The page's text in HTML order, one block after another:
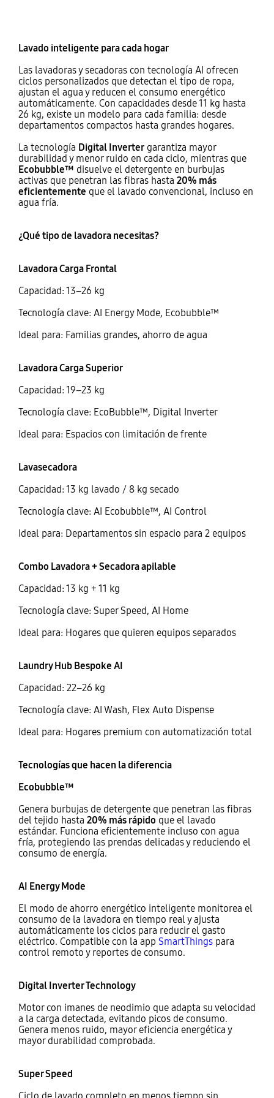
Lavado inteligente para cada hogar
Las lavadoras y secadoras con tecnología AI ofrecen
ciclos personalizados que detectan el tipo de ropa,
ajustan el agua y reducen el consumo energético
automáticamente. Con capacidades desde 11 kg hasta
26 kg, existe un modelo para cada familia: desde
departamentos compactos hasta grandes hogares.
La tecnología Digital Invertergarantiza mayor
durabilidad y menor ruido en cada ciclo, mientras que
Ecobubble™ disuelve el detergente en burbujas
activas que penetran las fibras hasta 20% más
eficientemente que el lavado convencional, incluso en
agua fría.
¿Qué tipo de lavadora necesitas?
Lavadora Carga Frontal
Capacidad: 13–26 kg
Tecnología clave: AI Energy Mode, Ecobubble™
Ideal para: Familias grandes, ahorro de agua
Lavadora Carga Superior
Capacidad: 19–23 kg
Tecnología clave: EcoBubble™, Digital Inverter
Ideal para: Espacios con limitación de frente
Lavasecadora
Capacidad: 13 kg lavado / 8 kg secado
Tecnología clave: AI Ecobubble™, AI Control
Ideal para: Departamentos sin espacio para 2 equipos
Combo Lavadora + Secadora apilable
Capacidad: 13 kg + 11 kg
Tecnología clave: Super Speed, AI Home
Ideal para: Hogares que quieren equipos separados
Laundry Hub Bespoke AI
Capacidad: 22–26 kg
Tecnología clave: AI Wash, Flex Auto Dispense
Ideal para: Hogares premium con automatización total
Tecnologías que hacen la diferencia
Ecobubble™
Genera burbujas de detergente que penetran las fibras
del tejido hasta 20% más rápido que el lavado
estándar. Funciona eficientemente incluso con agua
fría, protegiendo las prendas delicadas y reduciendo el
consumo de energía.
AI Energy Mode
El modo de ahorro energético inteligente monitorea el
consumo de la lavadora en tiempo real y ajusta
automáticamente los ciclos para reducir el gasto
eléctrico. Compatible con la app SmartThingspara
control remoto y reportes de consumo.
Digital Inverter Technology
Motor con imanes de neodimio que adapta su velocidad
a la carga detectada, evitando picos de consumo.
Genera menos ruido, mayor eficiencia energética y
mayor durabilidad comprobada.
Super Speed